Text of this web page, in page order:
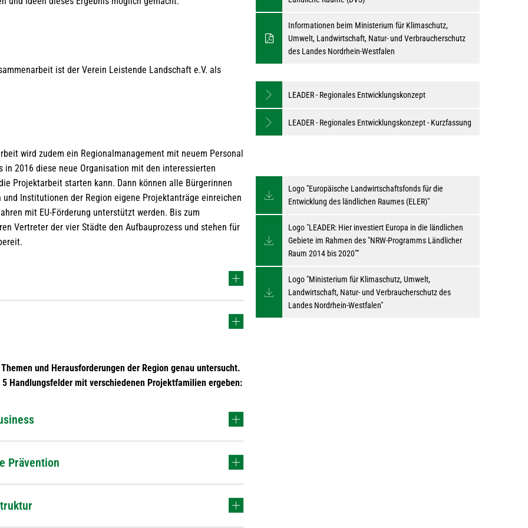
ist der Verein Leistende Landschaft e.V. als
wird zudem ein Regionalmanagement mit neuem Personal
in 2016 diese neue Organisation mit den interessierten
Projektarbeit starten kann. Dann können alle Bürgerinnen
und Institutionen der Region eigene Projektanträge einreichen
mit EU-Förderung unterstützt werden. Bis zum
Vertreter der vier Städte den Aufbauprozess und stehen für
und Herausforderungen der Region genau untersucht.
Handlungsfelder mit verschiedenen Projektfamilien ergeben:
Prävention
Informationen beim Ministerium für Klimaschutz,
Umwelt, Landwirtschaft, Natur- und Verbraucherschutz
des Landes Nordrhein-Westfalen
LEADER - Regionales Entwicklungskonzept
LEADER - Regionales Entwicklungskonzept - Kurzfassung
Logo "Europäische Landwirtschaftsfonds für die
Entwicklung des ländlichen Raumes (ELER)"
Logo "LEADER: Hier investiert Europa in die ländlichen
Gebiete im Rahmen des "NRW-Programms Ländlicher
Raum 2014 bis 2020""
Logo "Ministerium für Klimaschutz, Umwelt,
Landwirtschaft, Natur- und Verbraucherschutz des
Landes Nordrhein-Westfalen"